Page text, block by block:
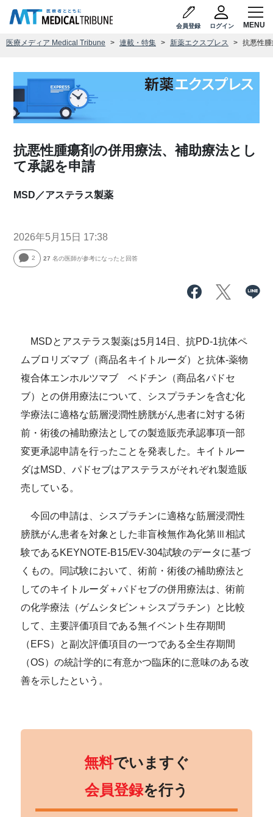
会員登録 ログイン
医療メディア Medical Tribune 連載・特集 新薬エクスプレス 抗悪性
抗悪性腫瘍剤の併用療法、補助療法とし
て承認を申請
MSD／アステラス製薬
2026年5月15日 17:38
2 27 名の医師が参考になったと回答
MSDとアステラス製薬は5月14日、抗PD-1抗体ペ
ムブロリズマブ（商品名キイトルーダ）と抗体-薬物
複合体エンホルツマブ ベドチン（商品名パドセ
ブ）との併用療法について、シスプラチンを含む化
学療法に適格な筋層浸潤性膀胱がん患者に対する術
前・術後の補助療法としての製造販売承認事項一部
変更承認申請を行ったことを発表した。キイトルー
ダはMSD、パドセブはアステラスがそれぞれ製造販
売している。
今回の申請は、シスプラチンに適格な筋層浸潤性
膀胱がん患者を対象とした非盲検無作為化第Ⅲ相試
験であるKEYNOTE-B15/EV-304試験のデータに基づ
くもの。同試験において、術前・術後の補助療法と
してのキイトルーダ＋パドセブの併用療法は、術前
の化学療法（ゲムシタビン＋シスプラチン）と比較
して、主要評価項目である無イベント生存期間
（EFS）と副次評価項目の一つである全生存期間
（OS）の統計学的に有意かつ臨床的に意味のある改
善を示したという。
無料でいますぐ
会員登録を行う